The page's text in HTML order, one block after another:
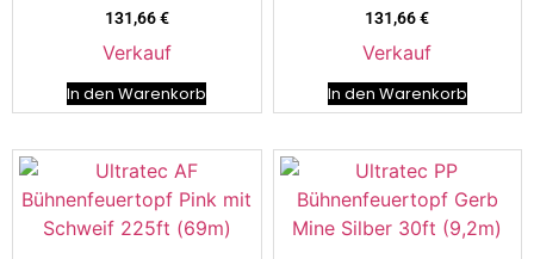
131,66€
Verkauf
In den Warenkorb
131,66€
Verkauf
In den Warenkorb